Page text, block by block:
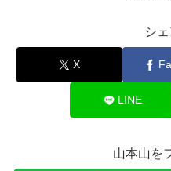
シ
X
LINE
山本山を